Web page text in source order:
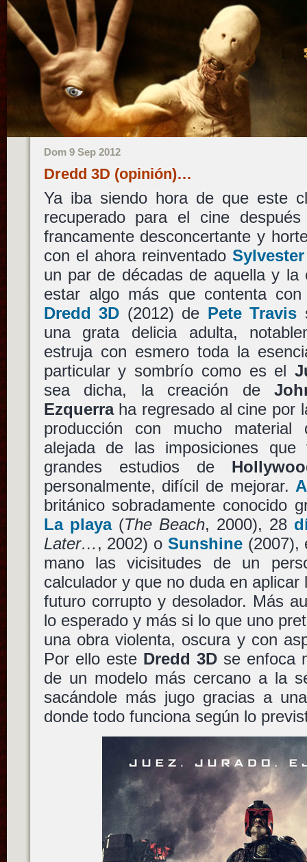
Dom 9 Sep 2012
Dredd 3D (opinión)…
Ya iba siendo hora de que este
recuperado para el cine
francamente desconcertante y
con el ahora reinventado
un par de décadas de aquella y
estar algo más que contenta
Dredd 3D (2012) de Pete Travis
una grata delicia adulta,
estruja con esmero toda la
particular y sombrío como es el
sea dicha, la creación de
Ezquerraha regresado al cine por
producción con mucho material
alejada de las imposiciones
grandes estudios de
personalmente, difícil de mejorar.
británico sobradamente conocido
La playa(The Beach, 2000), 28
Later… , 2002) o Sunshine(2007),
mano las vicisitudes de un
calculador y que no duda en
futuro corrupto y desolador. Más
lo esperado y más si lo que uno
una obra violenta, oscura y con
Por ello este Dredd 3Dse enfoca
de un modelo más cercano a la
sacándole más jugo gracias a
donde todo funciona según lo